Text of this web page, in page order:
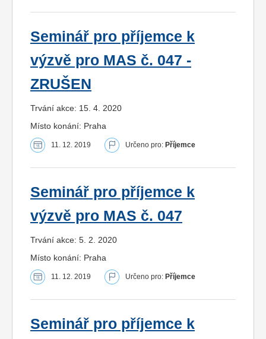
Seminář pro příjemce k
výzvě pro MAS č. 047 -
ZRUŠEN
Trvání akce: 15. 4. 2020
Místo konání: Praha
11. 12. 2019 Určeno pro: Příjemce
Seminář pro příjemce k
výzvě pro MAS č. 047
Trvání akce: 5. 2. 2020
Místo konání: Praha
11. 12. 2019 Určeno pro: Příjemce
Seminář pro příjemce k